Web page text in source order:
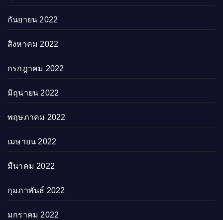
กันยายน 2022
สิงหาคม 2022
กรกฎาคม 2022
มิถุนายน 2022
พฤษภาคม 2022
เมษายน 2022
มีนาคม 2022
กุมภาพันธ์ 2022
มกราคม 2022